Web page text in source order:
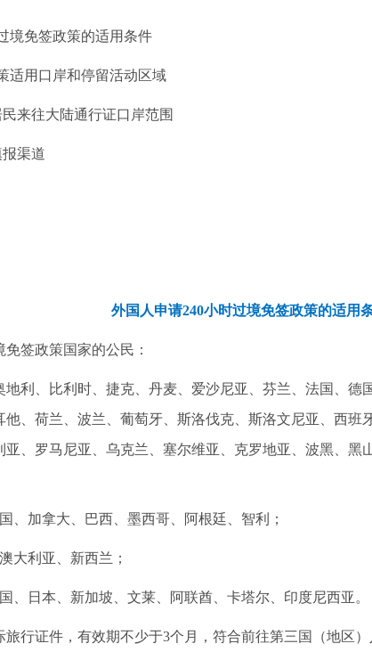
境免签政策的适用条件
适用口岸和停留活动区域
来往大陆通行证口岸范围
渠道
外国人申请240小时过境免签政策的适用
签政策国家的公民：
地利、比利时、捷克、丹麦、爱沙尼亚、芬兰、法国、德
、荷兰、波兰、葡萄牙、斯洛伐克、斯洛文尼亚、西班
亚、罗马尼亚、乌克兰、塞尔维亚、克罗地亚、波黑、黑
、加拿大、巴西、墨西哥、阿根廷、智利；
大利亚、新西兰；
、日本、新加坡、文莱、阿联酋、卡塔尔、印度尼西亚。
行证件，有效期不少于3个月，符合前往第三国（地区）